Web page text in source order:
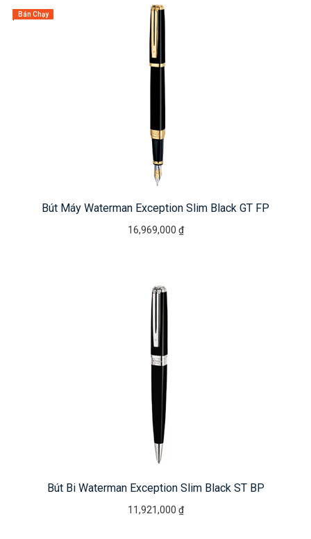
Bán Chạy
Bút Máy Waterman Exception Slim Black GT FP
16,969,000 ₫
Bút Bi Waterman Exception Slim Black ST BP
11,921,000 ₫